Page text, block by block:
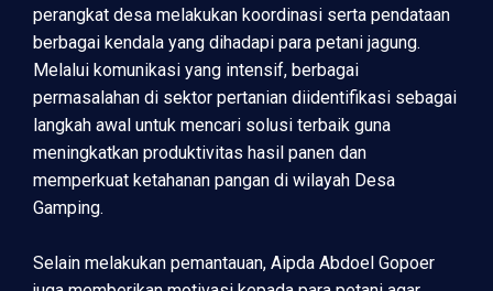
perangkat desa melakukan koordinasi serta pendataan
berbagai kendala yang dihadapi para petani jagung.
Melalui komunikasi yang intensif, berbagai
permasalahan di sektor pertanian diidentifikasi sebagai
langkah awal untuk mencari solusi terbaik guna
meningkatkan produktivitas hasil panen dan
memperkuat ketahanan pangan di wilayah Desa
Gamping.
Selain melakukan pemantauan, Aipda Abdoel Gopoer